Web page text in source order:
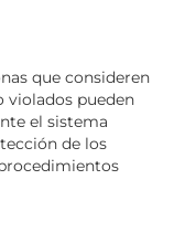
que consideren
violados pueden
el sistema
de los